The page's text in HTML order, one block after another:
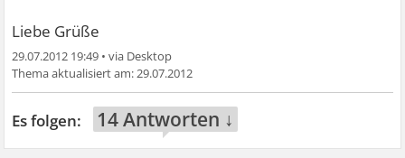
Liebe Grüße
29.07.2012 19:49 •
29.07.2012
14 Antworten ↓